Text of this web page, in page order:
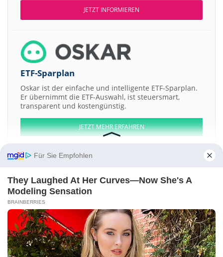
JETZT INFORMIEREN
ETF-Sparplan
Oskar ist der einfache und intelligente ETF-Sparplan.
Er übernimmt die ETF-Auswahl, ist steuersmart,
transparent und kostengünstig.
JETZT MEHR ERFAHREN
Aktien ATX DAX EuroStoxx 50 Dow Jones NASDAQ 100
Nikkei 225
Weitere Aktien:
Ares Acquisition a
Stablecoin a Atharva Poly-Plast HELIOS SOLAR
Viking Acquisition a
Kontakt-Impressum-Werbung-Barrierefreiheit
Für Sie Empfohlen
They Laughed At Her Curves—Now She's A
Modeling Sensation
BRAINBERRIES